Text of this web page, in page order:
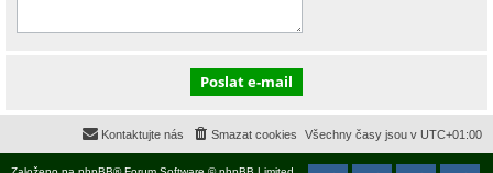
Všechny časy jsou v UTC+01:00
Smazat cookies
Kontaktujte nás